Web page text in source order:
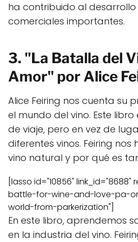
ha contribuido al
comerciales importantes.
3. "La Batalla del
Amor" por Alice
Alice Feiring nos cuenta su
el mundo del vino. Este
de viaje, pero en vez de
diferentes vinos. Feiring nos
vino natural y por qué es
[lasso id="10856"
battle-for-wine-and-love-pa-
world-from-parkerization"]
En este libro, aprendemos
en la industria del vino.